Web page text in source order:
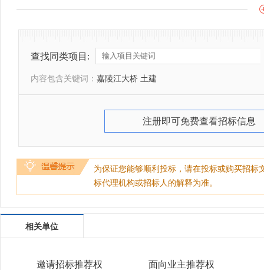
查找同类项目:
内容包含关键词： 嘉陵江大桥 土建
注册即可免费查看招标信息
为保证您能够顺利投标，请在投标或购买招
标代理机构或招标人的解释为准。
相关单位
邀请招标推荐权 面向业主推荐权